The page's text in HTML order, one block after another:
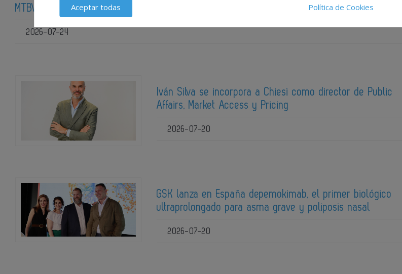
MTBVAC completa el reclutamiento de 5.500 participantes en su ensayo clínico internacional
2026-07-24
Iván Silva se incorpora a Chiesi como director de Public
Affairs, Market Access y Pricing
2026-07-20
GSK lanza en España depemokimab, el primer biológico
ultraprolongado para asma grave y poliposis nasal
2026-07-20
Aceptar todas Política de Cookies